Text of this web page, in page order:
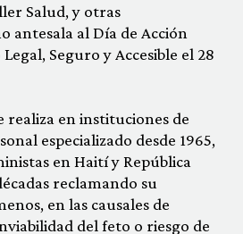
Salud, y otras
antesala al Día de Acción
Seguro y Accesible el 28
realiza en instituciones de
especializado desde 1965,
en Haití y República
reclamando su
en las causales de
del feto o riesgo de